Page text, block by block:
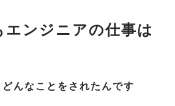
ンジニアの仕事は
んなことをされたんです